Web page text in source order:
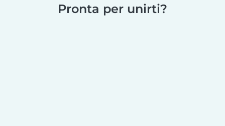
Pronta per unirti?